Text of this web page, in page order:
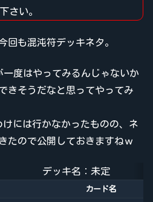
さい。
回も混沌符デッキネタ。
一度はやってみるんじゃないか
きそうだなと思ってやってみ
には行かなかったものの、ネ
たので公開しておきますねｗ
デッキ名：未定
カード名